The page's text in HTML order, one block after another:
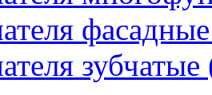
зубчатые